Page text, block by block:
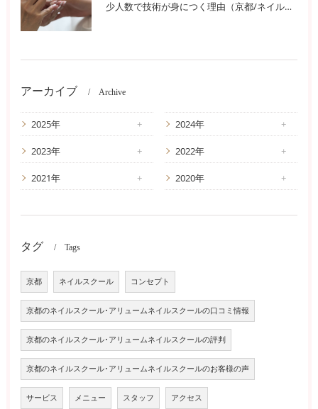
少人数で技術が身につく理由（京都/ネイルスクール）
アーカイブ Archive
2025年 2024年
2023年 2022年
2021年 2020年
タグ Tags
京都 ネイルスクール コンセプト
京都のネイルスクール･アリュームネイルスクールの口コミ情報
京都のネイルスクール･アリュームネイルスクールの評判
京都のネイルスクール･アリュームネイルスクールのお客様の声
サービス メニュー スタッフ アクセス